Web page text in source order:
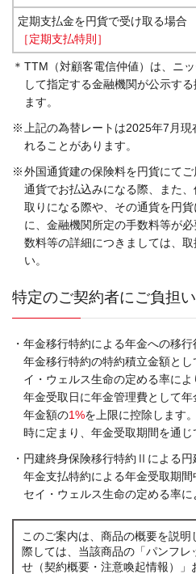
定期支払金を円貨で受け取る場合
［定期支払特則］
＊ TTM（対顧客電信仲値）は、ニ
して指定する金融機関が公示す
ます。
※
上記の為替レートは2025年7月
れることがあります。
※外国通貨建の保険料を円貨にて
通貨でお払込みになる際、また
取りになる際や、その通貨を円
に、金融機関所定の手数料等が
数料等の詳細につきましては、
い。
特定のご契約者にご負担
・年金移行特約による年金への移
年金移行特約の特約積立金額と
イ・ウェルス生命の定める率に
年金受取日に年金管理費として
年金額の1%を上限に控除します
時に定まり、年金受取期間を通じ
・円建終身保険移行特約Ⅱによる
年金支払特約による年金受取期
セイ・ウェルス生命の定める率に
このご案内は、商品の概要を説
際しては、当該商品の「パンフ
せ（契約概要・注意喚起情報）